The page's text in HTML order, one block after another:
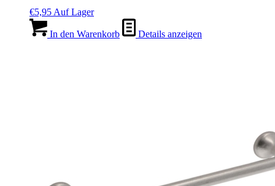
€5,95 Auf Lager
In den Warenkorb Details anzeigen